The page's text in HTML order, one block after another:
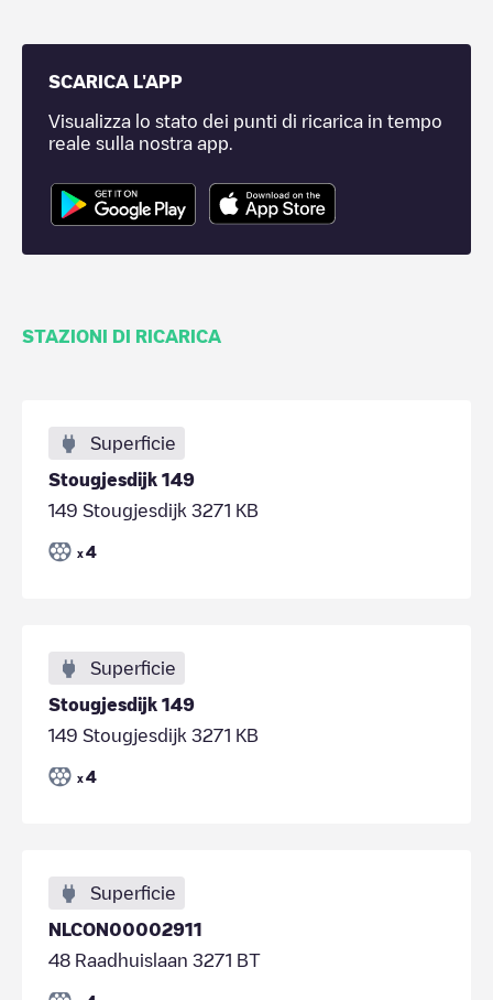
SCARICA L'APP
Visualizza lo stato dei punti di ricarica in tempo
reale sulla nostra app.
STAZIONI DI RICARICA
Superficie
Stougjesdijk 149
149 Stougjesdijk 3271 KB
x 4
Superficie
Stougjesdijk 149
149 Stougjesdijk 3271 KB
x 4
Superficie
NLCON00002911
48 Raadhuislaan 3271 BT